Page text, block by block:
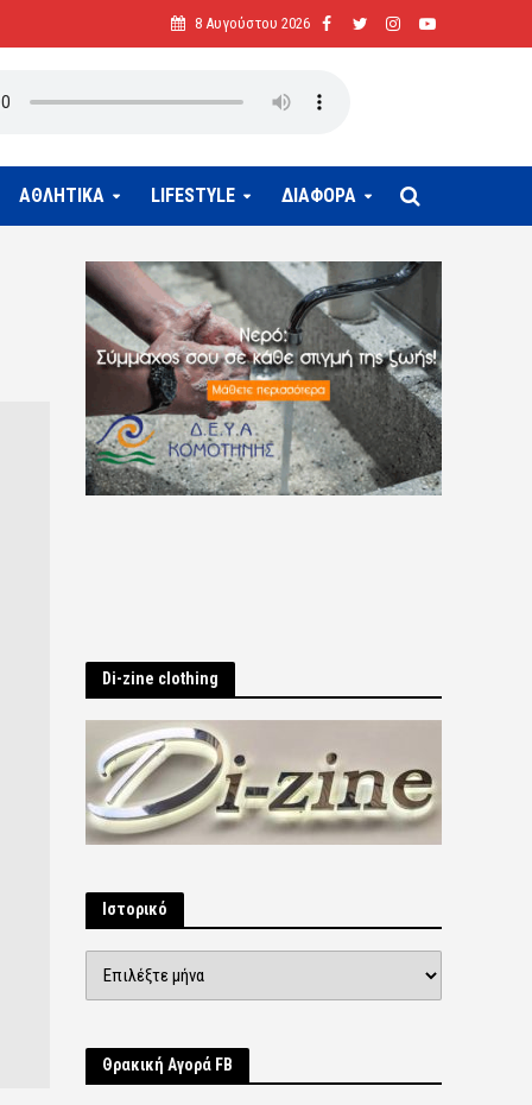
8 Αυγούστου 2026
ΑΘΛΗΤΙΚΑ LIFESTYLE ΔΙΑΦΟΡΑ
Di-zine clothing
Ιστορικό
Θρακική Αγορά FB